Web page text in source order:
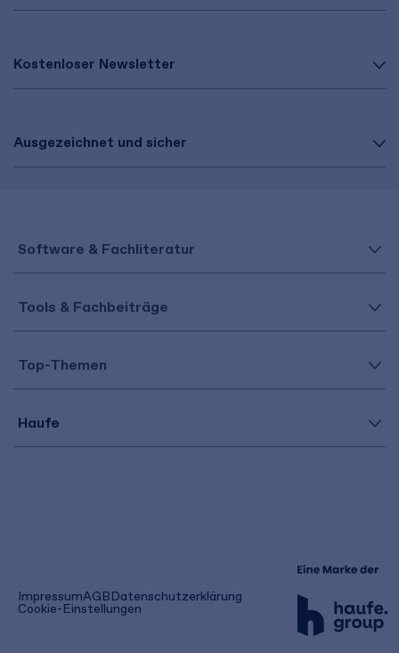
Kostenloser Newsletter
Ausgezeichnet und sicher
Software & Fachliteratur
Tools & Fachbeiträge
Top-Themen
Haufe
ImpressumAGB(öffnet
in
einem
Datenschutzerklärung
Cookie-Einstellungen